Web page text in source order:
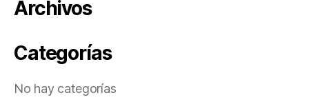
Archivos
Categorías
No hay categorías